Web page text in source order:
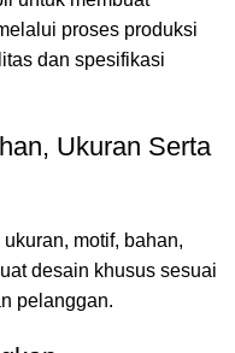
proses produksi
dan spesifikasi
Ukuran Serta
motif, bahan,
desain khusus sesuai
pelanggan.